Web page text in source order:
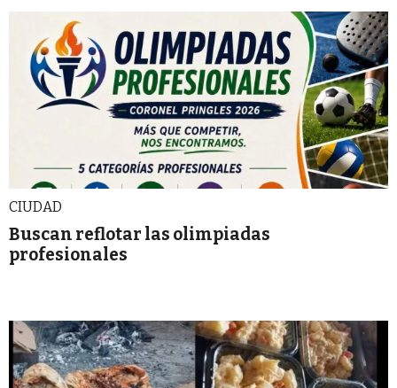
CIUDAD
Buscan reflotar las olimpiadas
profesionales